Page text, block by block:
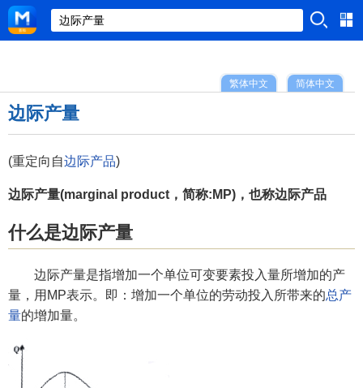
简体中文
繁体中文
边际产量
(重定向自边际产品)
边际产量(marginal product，简称:MP)，也称边际产品
什么是边际产量
边际产量是指增加一个单位可变要素投入量所增加的产
量，用MP表示。即：增加一个单位的劳动投入所带来的总产
量的增加量。